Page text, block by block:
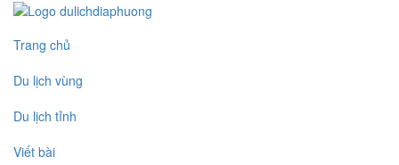
Trang chủ
Du lịch vùng
Du lịch tỉnh
Viết bài